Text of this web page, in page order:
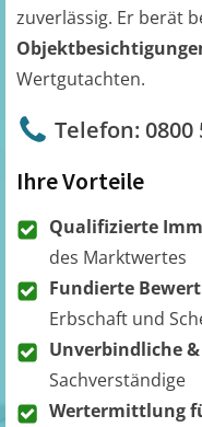
zuverlässig. Er berät
Wertgutachten.
Telefon: 0800
Ihre Vorteile
Qualifizierte
des Marktwertes
Fundierte
Erbschaft und
Unverbindliche
Sachverständige
Wertermittlung